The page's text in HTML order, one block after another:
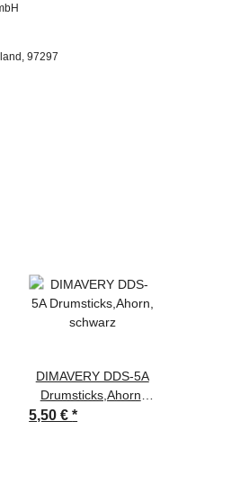
97297
DIMAVERY DDS-5A
Drumsticks,Ahorn,
schwarz
5,50 €*